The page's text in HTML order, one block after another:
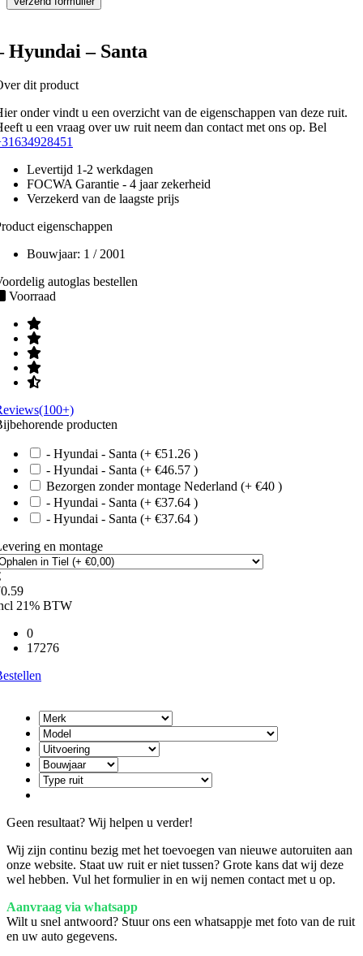
Hyundai – Santa
dit product
onder vindt u een overzicht van de eigenschappen van deze ruit.
u een vraag over uw ruit neem dan contact met ons op. Bel
Levertijd 1-2 werkdagen
FOCWA Garantie - 4 jaar zekerheid
Verzekerd van de laagste prijs
eigenschappen
Bouwjaar: 1 / 2001
autoglas bestellen
Voorraad
producten
- Hyundai - Santa (+ €51.26 )
- Hyundai - Santa (+ €46.57 )
Bezorgen zonder montage Nederland (+ €40 )
- Hyundai - Santa (+ €37.64 )
- Hyundai - Santa (+ €37.64 )
en montage
21% BTW
0
17276
Geen resultaat? Wij helpen u verder!
Wij zijn continu bezig met het toevoegen van nieuwe autoruiten aan
onze website. Staat uw ruit er niet tussen? Grote kans dat wij deze
wel hebben. Vul het formulier in en wij nemen contact met u op.
Aanvraag via whatsapp
Wilt u snel antwoord? Stuur ons een whatsappje met foto van de ruit
en uw auto gegevens.